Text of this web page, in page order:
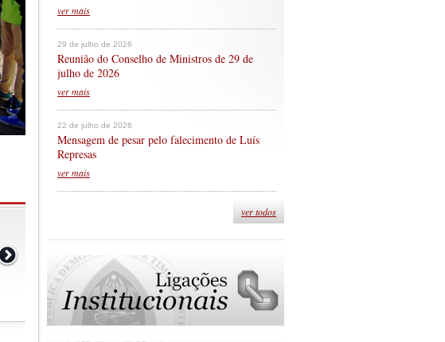
ver mais
29 de julho de 2026
Reunião do Conselho de Ministros de 29 de
julho de 2026
ver mais
22 de julho de 2026
Mensagem de pesar pelo falecimento de Luís
Represas
ver mais
ver todos